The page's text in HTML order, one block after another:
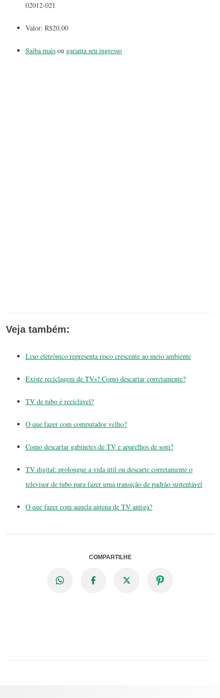
02012-021
Valor: R$20,00
Saiba mais ou garanta seu ingresso
Veja também:
Lixo eletrônico representa risco crescente ao meio ambiente
Existe reciclagem de TVs? Como descartar corretamente?
TV de tubo é reciclável?
O que fazer com computador velho?
Como descartar gabinetes de TV e aparelhos de som?
TV digital: prolongue a vida útil ou descarte corretamente o
televisor de tubo para fazer uma transição de padrão sustentável
O que fazer com aquela antena de TV antiga?
COMPARTILHE